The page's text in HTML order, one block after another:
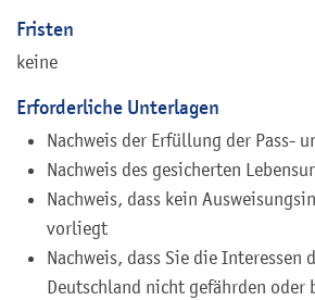
Fristen
keine
Erforderliche Unterlagen
Nachweis der Erfüllung der Pass-
Nachweis des gesicherten
Nachweis, dass kein
vorliegt
Nachweis, dass Sie die Interessen
Deutschland nicht gefährden oder